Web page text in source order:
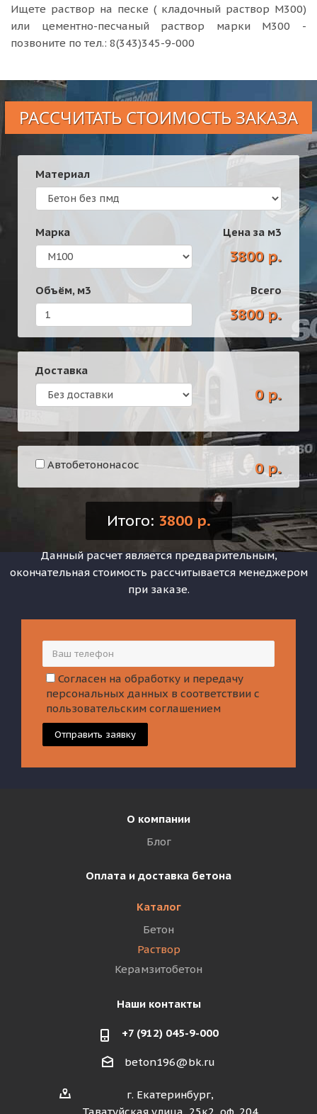
Ищете раствор на песке ( кладочный раствор М300)
или цементно-песчаный раствор марки М300 -
позвоните по тел.: 8(343)345-9-000
РАССЧИТАТЬ СТОИМОСТЬ ЗАКАЗА
Материал
Марка Цена за м3
3800 р.
Объём, м3 Всего
3800 р.
Доставка
0 р.
Автобетононасос 0 р.
Итого: 3800 р.
Данный расчет является предварительным,
окончательная стоимость рассчитывается менеджером
при заказе.
Согласен на обработку и передачу
персональных данных в соответствии с
пользовательским соглашением
Отправить заявку
О компании
Блог
Оплата и доставка бетона
Каталог
Бетон
Раствор
Керамзитобетон
Наши контакты
+7 (912) 045-9-000
beton196@bk.ru
г. Екатеринбург,